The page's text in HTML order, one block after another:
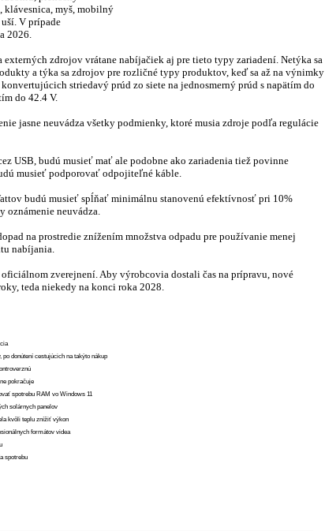
klávesnica, myš, mobilný
V prípade
2026.
zdrojov vrátane nabíjačiek aj pre tieto typy zariadení. Netýka sa
a týka sa zdrojov pre rozličné typy produktov, keď sa až na výnimky
striedavý prúd zo siete na jednosmerný prúd s napätím do
do 42.4 V.
jasne neuvádza všetky podmienky, ktoré musia zdroje podľa regulácie
USB, budú musieť mať ale podobne ako zariadenia tiež povinne
musieť podporovať odpojiteľné káble.
budú musieť spĺňať minimálnu stanovenú efektívnosť pri 10%
oznámenie neuvádza.
na prostredie znížením množstva odpadu pre používanie menej
nabíjania.
zverejnení. Aby výrobcovia dostali čas na prípravu, nové
teda niekedy na konci roka 2028.
donútení cestujúcich na takýto nákup
pokračuje
spotrebu RAM vo Windows 11
solárnych panelov
kvôli teplu znížiť výkon
formátov videa
spotrebu